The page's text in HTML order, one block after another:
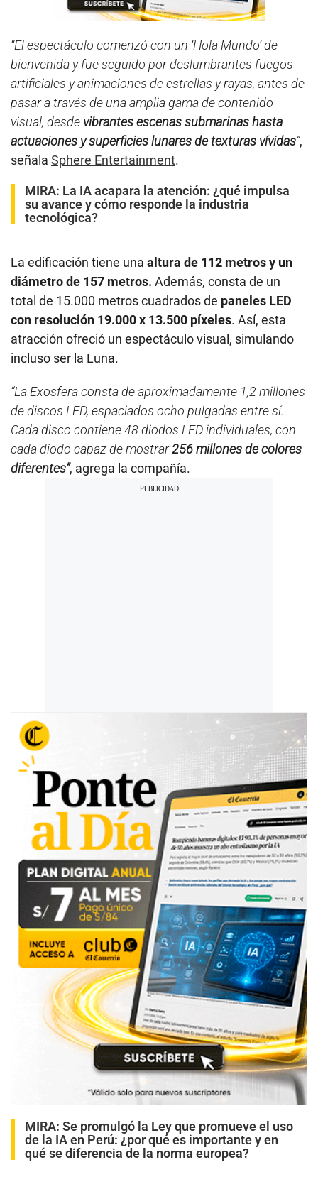
“El espectáculo comenzó con un ‘Hola Mundo’ de
bienvenida y fue seguido por deslumbrantes fuegos
artificiales y animaciones de estrellas y rayas, antes de
pasar a través de una amplia gama de contenido
visual, desde vibrantes escenas submarinas hasta
actuaciones y superficies lunares de texturas vívidas”,
señala Sphere Entertainment.
MIRA: La IA acapara la atención: ¿qué impulsa
su avance y cómo responde la industria
tecnológica?
La edificación tiene una altura de 112 metros y un
diámetro de 157 metros. Además, consta de un
total de 15.000 metros cuadrados de paneles LED
con resolución 19.000 x 13.500 píxeles. Así, esta
atracción ofreció un espectáculo visual, simulando
incluso ser la Luna.
“La Exosfera consta de aproximadamente 1,2 millones
de discos LED, espaciados ocho pulgadas entre sí.
Cada disco contiene 48 diodos LED individuales, con
cada diodo capaz de mostrar256 millones de colores
diferentes”, agrega la compañía.
MIRA: Se promulgó la Ley que promueve el uso
de la IA en Perú: ¿por qué es importante y en
qué se diferencia de la norma europea?